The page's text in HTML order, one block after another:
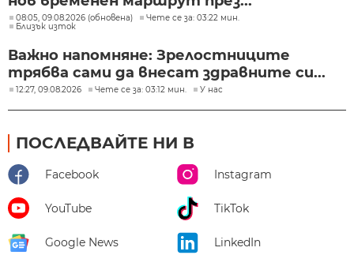
08:05, 09.08.2026 (обновена)
Чете се за: 03:22 мин.
Близък изток
Важно напомняне: Зрелостниците
трябва сами да внесат здравните си...
12:27, 09.08.2026 Чете се за: 03:12 мин. У нас
ПОСЛЕДВАЙТЕ НИ В
Facebook Instagram
YouTube TikTok
Google News LinkedIn